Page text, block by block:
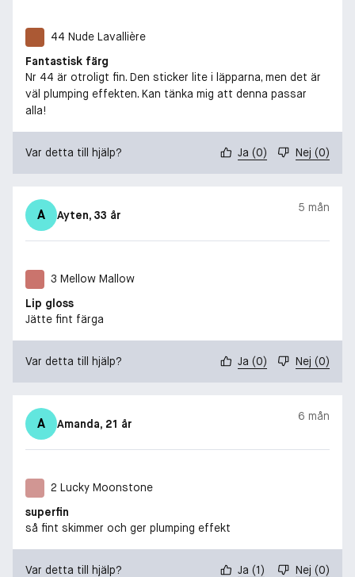
44 Nude Lavallière
Fantastisk färg
Nr 44 är otroligt fin. Den sticker lite i läpparna, men det är
väl plumping effekten. Kan tänka mig att denna passar
alla!
Var detta till hjälp? Ja (0) Nej (0)
A Ayten, 33 år
5 mån
3 Mellow Mallow
Lip gloss
Jätte fint färga
Var detta till hjälp? Ja (0) Nej (0)
A Amanda, 21 år
6 mån
2 Lucky Moonstone
superfin
så fint skimmer och ger plumping effekt
Var detta till hjälp? Ja (1) Nej (0)